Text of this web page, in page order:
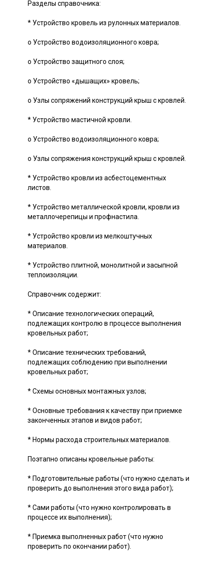
Разделы справочника:
* Устройство кровель из рулонных материалов.
o Устройство водоизоляционного ковра;
o Устройство защитного слоя;
o Устройство «дышащих» кровель;
o Узлы сопряжений конструкций крыш с кровлей.
* Устройство мастичной кровли.
o Устройство водоизоляционного ковра;
o Узлы сопряжения конструкций крыш с кровлей.
* Устройство кровли из асбестоцементных
листов.
* Устройство металлической кровли, кровли из
металлочерепицы и профнастила.
* Устройство кровли из мелкоштучных
материалов.
* Устройство плитной, монолитной и засыпной
теплоизоляции.
Справочник содержит:
* Описание технологических операций,
подлежащих контролю в процессе выполнения
кровельных работ;
* Описание технических требований,
подлежащих соблюдению при выполнении
кровельных работ;
* Схемы основных монтажных узлов;
* Основные требования к качеству при приемке
законченных этапов и видов работ;
* Нормы расхода строительных материалов.
Поэтапно описаны кровельные работы:
* Подготовительные работы (что нужно сделать и
проверить до выполнения этого вида работ);
* Сами работы (что нужно контролировать в
процессе их выполнения);
* Приемка выполненных работ (что нужно
проверить по окончании работ).